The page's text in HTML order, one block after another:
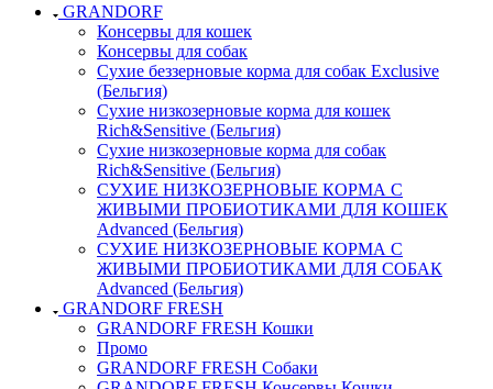
GRANDORF
Консервы для кошек
Консервы для собак
Сухие беззерновые корма для собак Exclusive
(Бельгия)
Сухие низкозерновые корма для кошек
Rich&Sensitive (Бельгия)
Сухие низкозерновые корма для собак
Rich&Sensitive (Бельгия)
СУХИЕ НИЗКОЗЕРНОВЫЕ КОРМА С
ЖИВЫМИ ПРОБИОТИКАМИ ДЛЯ КОШЕК
Advanced (Бельгия)
СУХИЕ НИЗКОЗЕРНОВЫЕ КОРМА С
ЖИВЫМИ ПРОБИОТИКАМИ ДЛЯ СОБАК
Advanced (Бельгия)
GRANDORF FRESH
GRANDORF FRESH Кошки
Промо
GRANDORF FRESH Собаки